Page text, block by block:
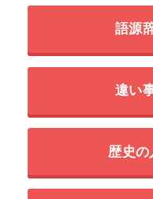
語源
違い
歴史の